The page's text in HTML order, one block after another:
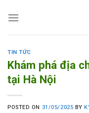
TIN TỨC
Khám phá địa
tại Hà Nội
POSTED ON 31/05/2025 BY